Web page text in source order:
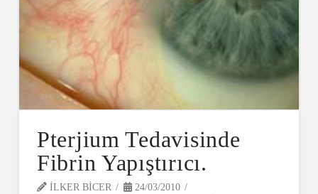
Pterjium Tedavisinde
Fibrin Yapıştırıcı.
ILKER BICER
24/03/2010